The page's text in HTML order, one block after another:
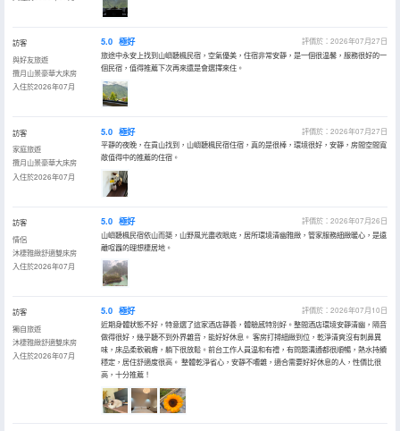
訪客
與好友旅遊
攬月山景豪華大床房
入住於2026年07月
5.0 極好
評價於：2026年07月27日
旅途中永安上找到山嶼聽楓民宿，空氣優美，住宿非常安靜，是一個很温馨，服務很好的一
個民宿，值得推薦下次再來還是會選擇來住。
訪客
家庭旅遊
攬月山景豪華大床房
入住於2026年07月
5.0 極好
評價於：2026年07月27日
平靜的夜晚，在貢山找到，山嶼聽楓民宿住宿，真的是很棒，環境很好，安靜，房間空間寬
敞值得中的推薦的住宿。
訪客
情侶
沐棲雅緻舒適雙床房
入住於2026年07月
5.0 極好
評價於：2026年07月26日
山嶼聽楓民宿依山而築，山野風光盡收眼底，居所環境清幽雅緻，管家服務細緻暖心，是遠
離喧囂的理想棲居地。
訪客
獨自旅遊
沐棲雅緻舒適雙床房
入住於2026年07月
5.0 極好
評價於：2026年07月10日
近期身體狀態不好，特意選了這家酒店靜養，體驗感特別好。整間酒店環境安靜清幽，隔音
做得很好，幾乎聽不到外界雜音，能好好休息。 客房打掃細緻到位，乾淨清爽沒有刺鼻異
味，床品柔軟親膚，躺下很放鬆。前台工作人員温和有禮，有問題溝通都很順暢，熱水持續
穩定，居住舒適度很高。 整體乾淨省心，安靜不嘈雜，適合需要好好休息的人，性價比很
高，十分推薦！